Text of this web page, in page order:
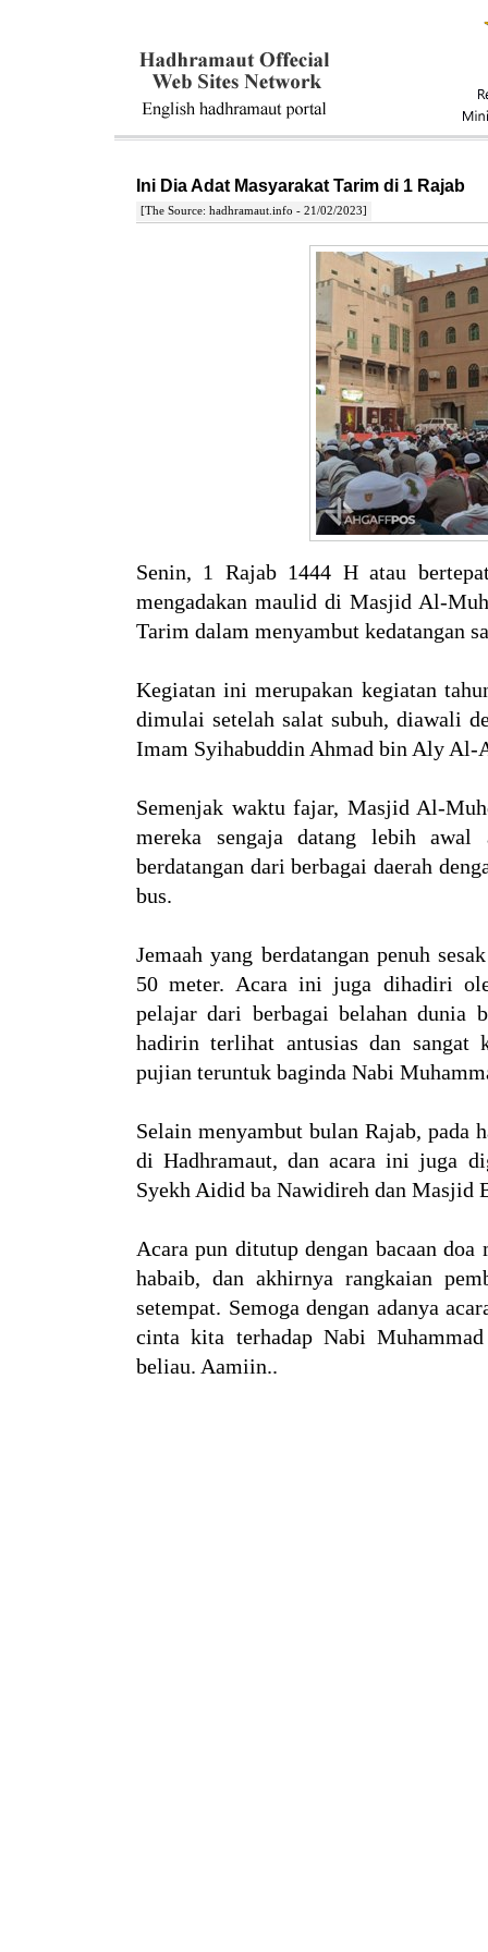
Ini Dia Adat Masyarakat Tarim di 1 Rajab
[The Source: hadhramaut.info - 21/02/2023]
Senin, 1 Rajab 1444 H atau
mengadakan maulid di Masjid Al-
Tarim dalam menyambut kedatangan
Kegiatan ini merupakan kegiatan
dimulai setelah salat subuh, diawali
Imam Syihabuddin Ahmad bin Aly Al-
Semenjak waktu fajar, Masjid Al-
mereka sengaja datang lebih awal
berdatangan dari berbagai daerah
bus.
Jemaah yang berdatangan penuh
50 meter. Acara ini juga dihadiri
pelajar dari berbagai belahan dunia
hadirin terlihat antusias dan sangat
pujian teruntuk baginda Nabi
Selain menyambut bulan Rajab,
di Hadhramaut, dan acara ini juga
Syekh Aidid ba Nawidireh dan Masjid
Acara pun ditutup dengan bacaan
habaib, dan akhirnya rangkaian
setempat. Semoga dengan adanya
cinta kita terhadap Nabi
beliau. Aamiin..